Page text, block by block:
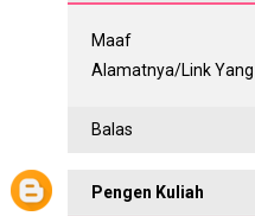
Maaf
Alamatnya/Link
Balas
Pengen Kuliah